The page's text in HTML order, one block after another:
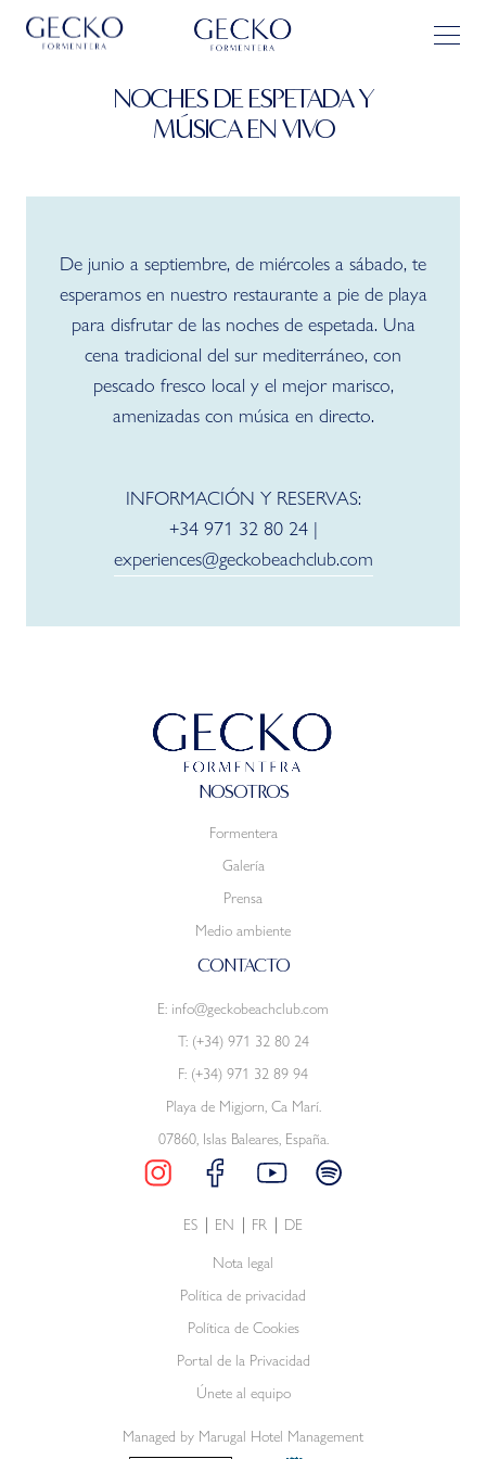
NOCHES DE ESPETADA Y
MÚSICA EN VIVO
De junio a septiembre, de miércoles a sábado, te
esperamos en nuestro restaurante a pie de playa
para disfrutar de las noches de espetada. Una
cena tradicional del sur mediterráneo, con
pescado fresco local y el mejor marisco,
amenizadas con música en directo.
INFORMACIÓN Y RESERVAS:
+34 971 32 80 24 |
experiences@geckobeachclub.com
NOSOTROS
Formentera
Galería
Prensa
Medio ambiente
CONTACTO
E: info@geckobeachclub.com
T: (+34) 971 32 80 24
F: (+34) 971 32 89 94
Playa de Migjorn, Ca Marí.
07860, Islas Baleares, España.
ES EN FR
DE
Nota legal
Política de privacidad
Política de Cookies
Portal de la Privacidad
Únete al equipo
Managed by Marugal Hotel Management